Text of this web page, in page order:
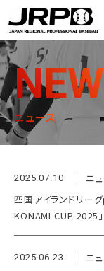
TOP >ニュース
ニュース
2025.07.10
ニ
四国アイランドリー
KONAMI CUP 2025
2025.06.23
ニ